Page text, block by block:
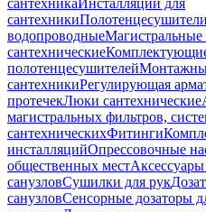
сантехникаИнсталляции для
сантехникиПолотенцесушители
водопроводные
сантехнические
полотенцесушителей
сантехникиРегулирующая
протечекЛюки сантехнические
магистральных фильтров,
сантехническихФитинги
инсталляцийОпрессовочные
общественных мест
санузловСушилки для рук
санузловСенсорные дозаторы